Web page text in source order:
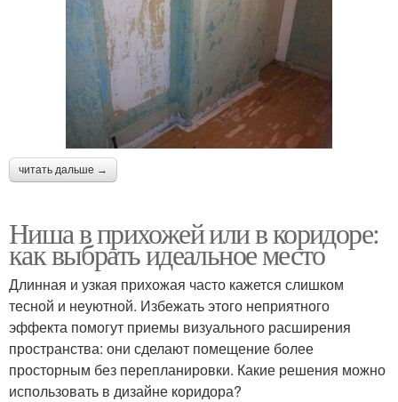
читать дальше →
Ниша в прихожей или в коридоре:
как выбрать идеальное место
Длинная и узкая прихожая часто кажется слишком
тесной и неуютной. Избежать этого неприятного
эффекта помогут приемы визуального расширения
пространства: они сделают помещение более
просторным без перепланировки. Какие решения можно
использовать в дизайне коридора?